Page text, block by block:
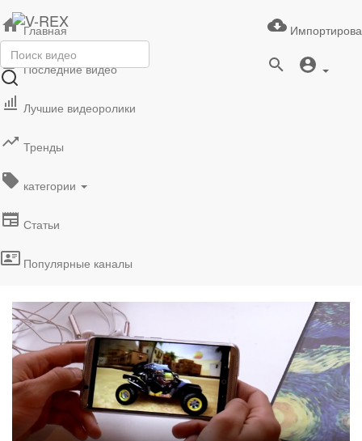
Главная
Последние видео
Лучшие видеоролики
Тренды
категории
Статьи
Популярные каналы